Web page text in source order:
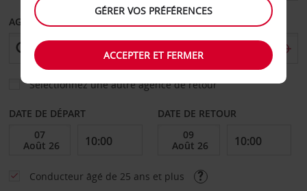
AGENCE DE DÉPART
Sélectionnez une autre agence de retour
DATE DE DÉPART DATE DE RETOUR
Conducteur âgé de 25 ans et plus
GÉRER VOS PRÉFÉRENCES
ACCEPTER ET FERMER